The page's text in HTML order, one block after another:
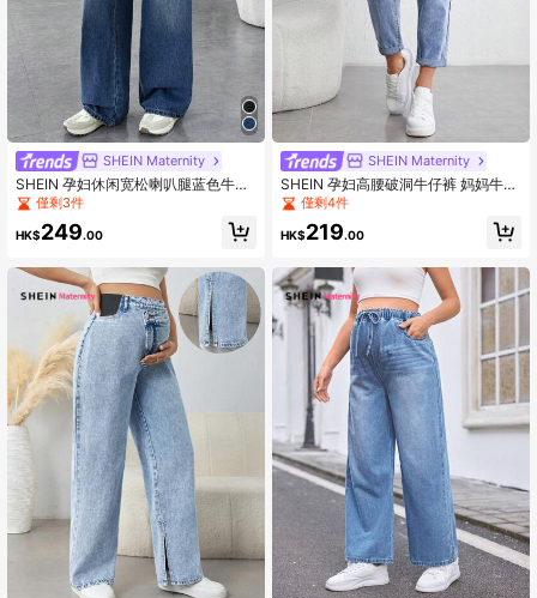
SHEIN Maternity
SHEIN 孕妇休闲宽松喇叭腿蓝色牛仔
裤妈妈牛仔裤
僅剩3件
HK$249.00
SHEIN Maternity
SHEIN 孕妇高腰破洞牛仔裤 妈妈牛仔
裤 僅剩4件
HK$219.00